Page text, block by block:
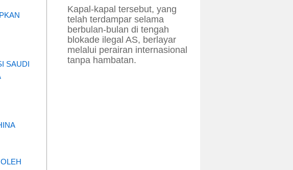
SAUDI
Kapal-kapal tersebut, yang
telah terdampar selama
berbulan-bulan di tengah
blokade ilegal AS, berlayar
melalui perairan internasional
tanpa hambatan.